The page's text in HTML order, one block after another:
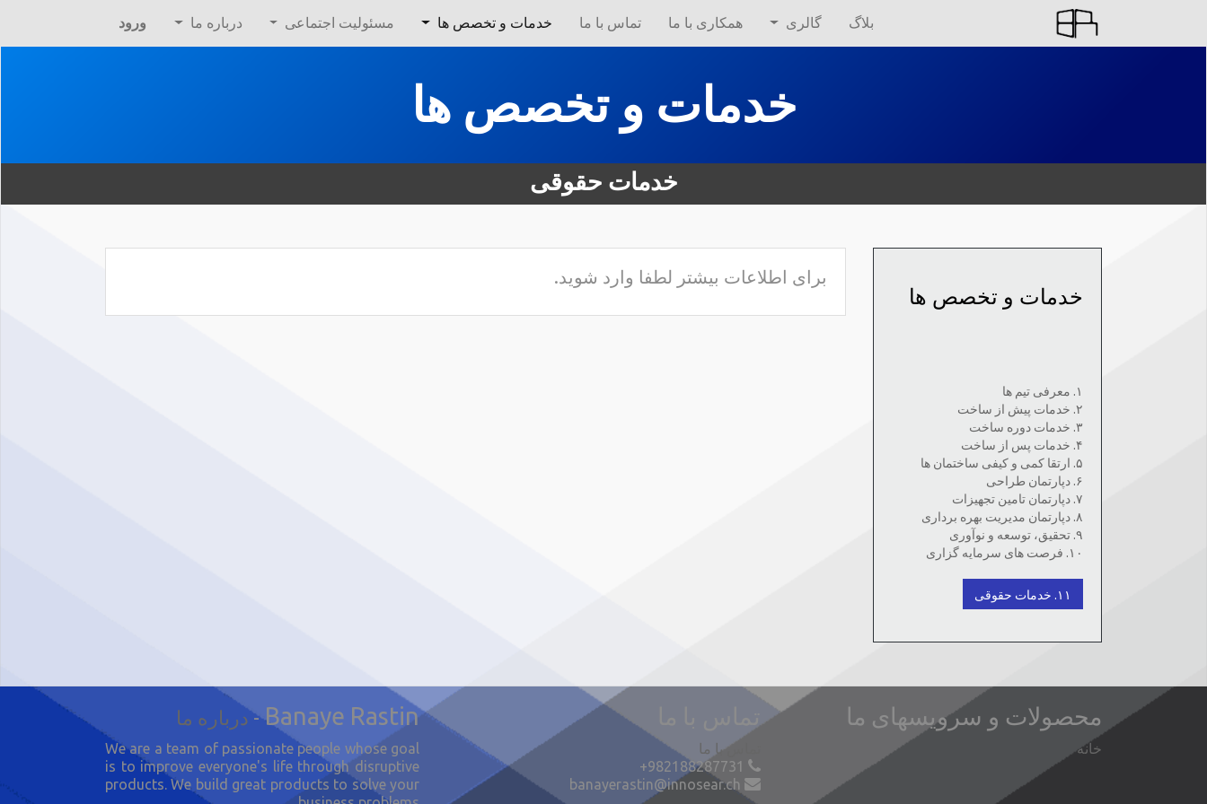
بلاگ گالری همکاری با ما تماس با ما خدمات و تخصص ها مسئولیت اجتماعی درباره ما ورود
خدمات و تخصص ها
خدمات حقوقی
خدمات و تخصص ها
۱. معرفی تیم ها
۲. خدمات پیش از ساخت
۳. خدمات دوره ساخت
۴. خدمات پس از ساخت
۵. ارتقا کمی و کیفی ساختمان ها
۶. دپارتمان طراحی
۷. دپارتمان تامین تجهیزات
۸. دپارتمان مدیریت بهره برداری
۹. تحقیق، توسعه و نوآوری
۱۰. فرصت های سرمایه گزاری
۱۱. خدمات حقوقی
برای اطلاعات بیشتر لطفا وارد شوید.
محصولات و سرویسهای ما
خانه
تماس با ما
+982188287731
banayerastin@innosear.ch
Banaye Rastin
-درباره ما
We are a team of passionate people whose goal
is to improve everyone's life through disruptive
products. We build great products to solve your